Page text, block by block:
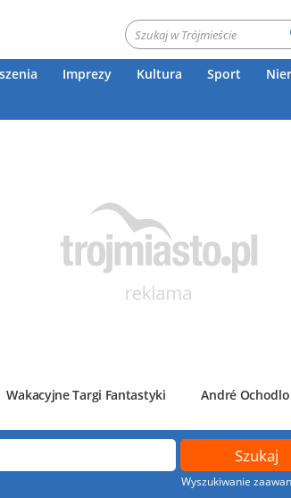
Imprezy Kultura Sport
Wakacyjne Targi Fantastyki André Ochodlo
Wyszukiwanie